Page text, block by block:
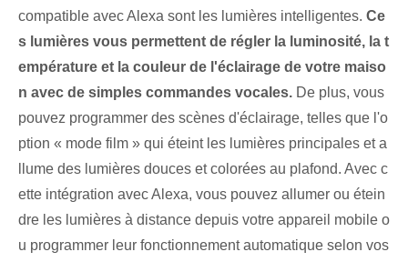
compatible avec ‌Alexa⁤ sont les lumières intelligentes. Ce
s lumières vous permettent de régler la luminosité, la t
empérature et la couleur de l'éclairage de votre maiso
n avec de simples commandes vocales. De plus, vous
pouvez programmer des scènes d'éclairage, telles que l'o
ption « mode film » qui éteint les lumières principales et a
llume des lumières douces et colorées au plafond. Avec c
ette intégration⁢ avec Alexa, ⁢vous pouvez allumer ou étein
dre les lumières à distance depuis votre appareil mobile o
u ⁤programmer leur fonctionnement automatique selon vos